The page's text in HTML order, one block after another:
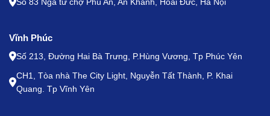
Số 83 Ngã tư chợ Phú An, An Khánh, Hoài Đức, Hà Nội
Vĩnh Phúc
Số 213, Đường Hai Bà Trưng, P.Hùng Vương, Tp Phúc Yên
CH1, Tòa nhà The City Light, Nguyễn Tất Thành, P. Khai
Quang. Tp Vĩnh Yên